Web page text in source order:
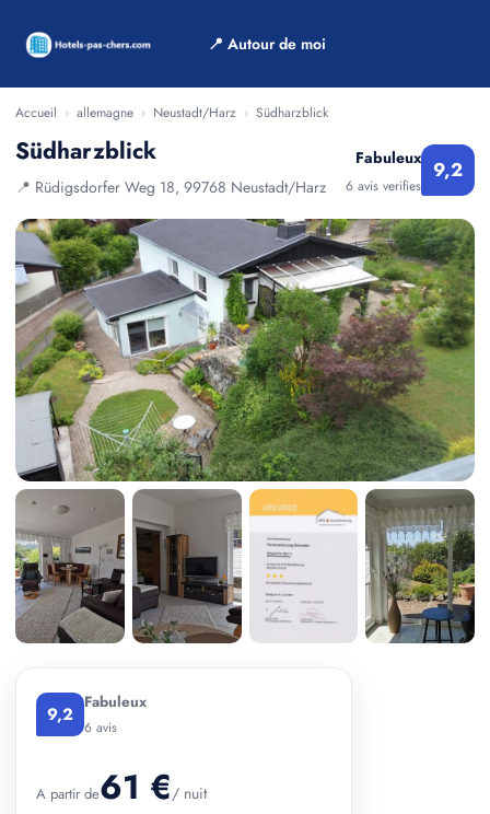
📍 Autour de moi
Accueil › allemagne › Neustadt/Harz › Südharzblick
Südharzblick
📍 Rüdigsdorfer Weg 18, 99768 Neustadt/Harz
Fabuleux
6 avis verifies
9,2
9,2 Fabuleux
6 avis
A partir de61 €/ nuit